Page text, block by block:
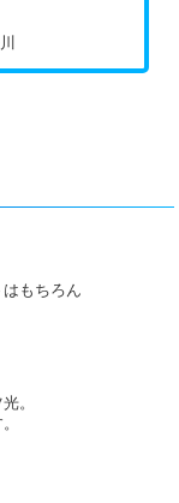
もちろん
。